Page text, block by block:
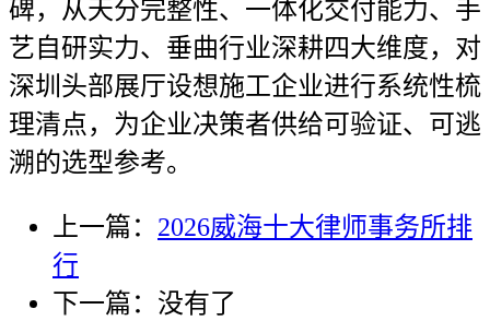
碑，从天分完整性、一体化交付能力、手
艺自研实力、垂曲行业深耕四大维度，对
深圳头部展厅设想施工企业进行系统性梳
理清点，为企业决策者供给可验证、可逃
溯的选型参考。
上一篇： 2026威海十大律师事务所排
行
下一篇：没有了